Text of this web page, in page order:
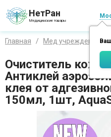
НетРан
Медицинские товары
Главная Мед учреждения
Очиститель кожи
Антиклей
клея от
150мл, 1шт,